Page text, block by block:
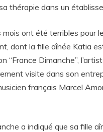
thérapie dans un
mois ont été terribles pour
dont la fille aînée Katia
“France Dimanche”,
visite dans son
français Marcel
a indiqué que sa fille